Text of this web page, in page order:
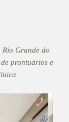
Grande do
prontuários e